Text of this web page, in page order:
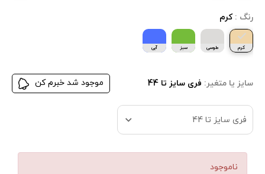
رنگ :کرم
کرم طوسی سبز آبی
سایز یا متغیر: فری سایز تا 44 موجود شد خبرم کن
فری سایز تا 44
ناموجود